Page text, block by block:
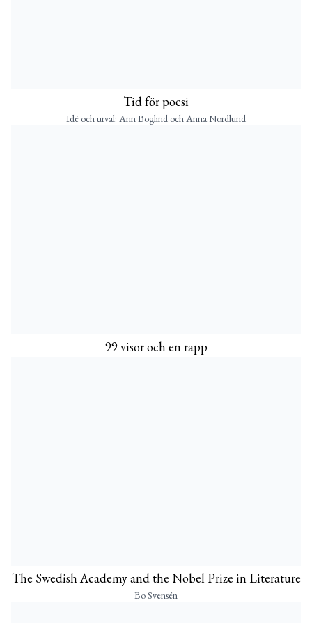
Tid för poesi
Idé och urval: Ann Boglind och Anna Nordlund
99 visor och en rapp
The Swedish Academy and the Nobel Prize in Literature
Bo Svensén